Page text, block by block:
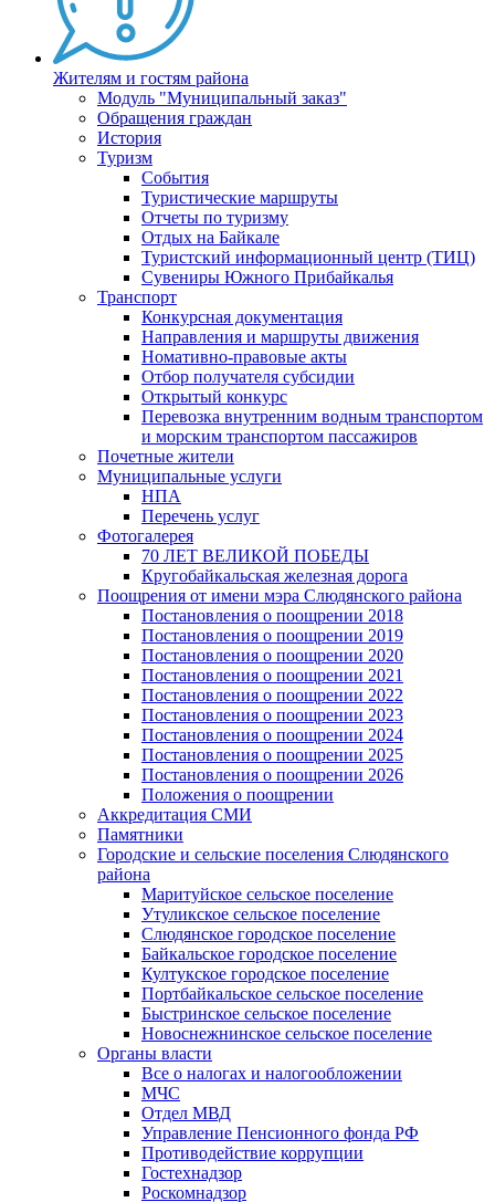
Жителям и гостям района
Модуль "Муниципальный заказ"
Обращения граждан
История
Туризм
События
Туристические маршруты
Отчеты по туризму
Отдых на Байкале
Туристский информационный центр (ТИЦ)
Сувениры Южного Прибайкалья
Транспорт
Конкурсная документация
Направления и маршруты движения
Номативно-правовые акты
Отбор получателя субсидии
Открытый конкурс
Перевозка внутренним водным транспортом
и морским транспортом пассажиров
Почетные жители
Муниципальные услуги
НПА
Перечень услуг
Фотогалерея
70 ЛЕТ ВЕЛИКОЙ ПОБЕДЫ
Кругобайкальская железная дорога
Поощрения от имени мэра Слюдянского района
Постановления о поощрении 2018
Постановления о поощрении 2019
Постановления о поощрении 2020
Постановления о поощрении 2021
Постановления о поощрении 2022
Постановления о поощрении 2023
Постановления о поощрении 2024
Постановления о поощрении 2025
Постановления о поощрении 2026
Положения о поощрении
Аккредитация СМИ
Памятники
Городские и сельские поселения Слюдянского
района
Маритуйское сельское поселение
Утуликское сельское поселение
Слюдянское городское поселение
Байкальское городское поселение
Култукское городское поселение
Портбайкальское сельское поселение
Быстринское сельское поселение
Новоснежнинское сельское поселение
Органы власти
Все о налогах и налогообложении
МЧС
Отдел МВД
Управление Пенсионного фонда РФ
Противодействие коррупции
Гостехнадзор
Роскомнадзор